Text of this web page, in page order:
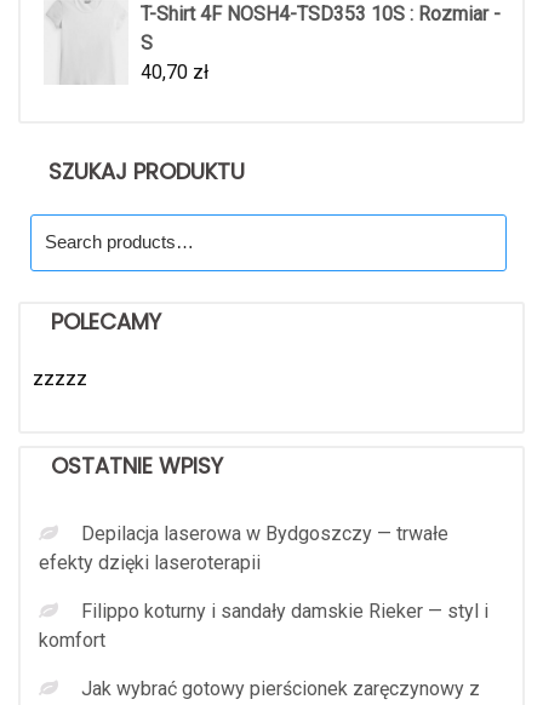
T-Shirt 4F NOSH4-TSD353 10S : Rozmiar -
S
40,70 zł
SZUKAJ PRODUKTU
for:
POLECAMY
zzzzz
OSTATNIE WPISY
Depilacja laserowa w Bydgoszczy — trwałe
efekty dzięki laseroterapii
Filippo koturny i sandały damskie Rieker — styl i
komfort
Jak wybrać gotowy pierścionek zaręczynowy z